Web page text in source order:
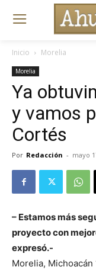
Inicio Morelia
Morelia
Ya
y vamos
Cortés
Por Redacción - mayo
– Estamos más
proyecto con
expresó.-
Morelia, Michoacán